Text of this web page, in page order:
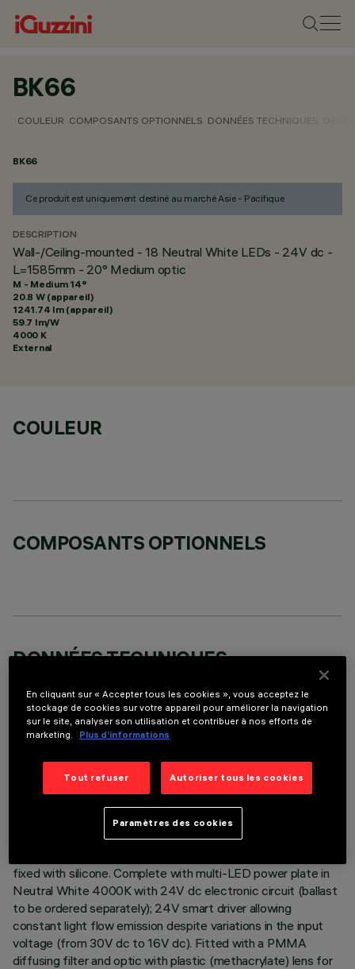
BK66
COULEUR COMPOSANTS OPTIONNELS DONNÉES TECHNIQUES
BK66
Ce produit est uniquement destiné au marché Asie - Pacifique
DESCRIPTION
Wall-/Ceiling-mounted - 18 Neutral White LEDs - 24V dc -
L=1585mm - 20° Medium optic
M - Medium 14°
20.8 W (appareil)
1241.74 lm (appareil)
59.7 lm/W
4000 K
External
COULEUR
COMPOSANTS OPTIONNELS
DONNÉES TECHNIQUES
DESCRIPTION
lamps. Ceiling- and wall-mounted. Consists of a body and
supports for installation (to be ordered separately). Extruded
aluminium boy, with zamak die-cast end caps complete with
silicone seals. Coated with liquid acrylic paint with a high level
of weather and UV ray resistance. The top of the optical
fixed with silicone. Complete with multi-LED power plate in
Neutral White 4000K with 24V dc electronic circuit (ballast
to be ordered separately); 24V smart driver allowing
constant light flow emission despite variations in the input
voltage (from 30V dc to 16V dc). Fitted with a PMMA
diffusing filter and optic with plastic (methacrylate) lens for
En cliquant sur « Accepter tous les cookies », vous acceptez le
stockage de cookies sur votre appareil pour améliorer la navigation
sur le site, analyser son utilisation et contribuer à nos efforts de
marketing.
Plus d’informations
Tout refuser Autoriser tous les cookies
Paramètres des cookies